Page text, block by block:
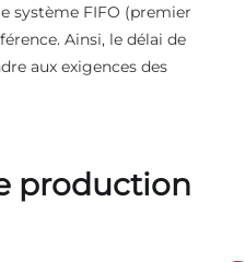
système FIFO (premier
Ainsi, le délai de
aux exigences des
production